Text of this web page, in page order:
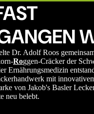
Dr. Adolf Roos
Roggen-Cräcker der
Ernährungsmedizin
mit
von Jakob's Basler
neu belebt.